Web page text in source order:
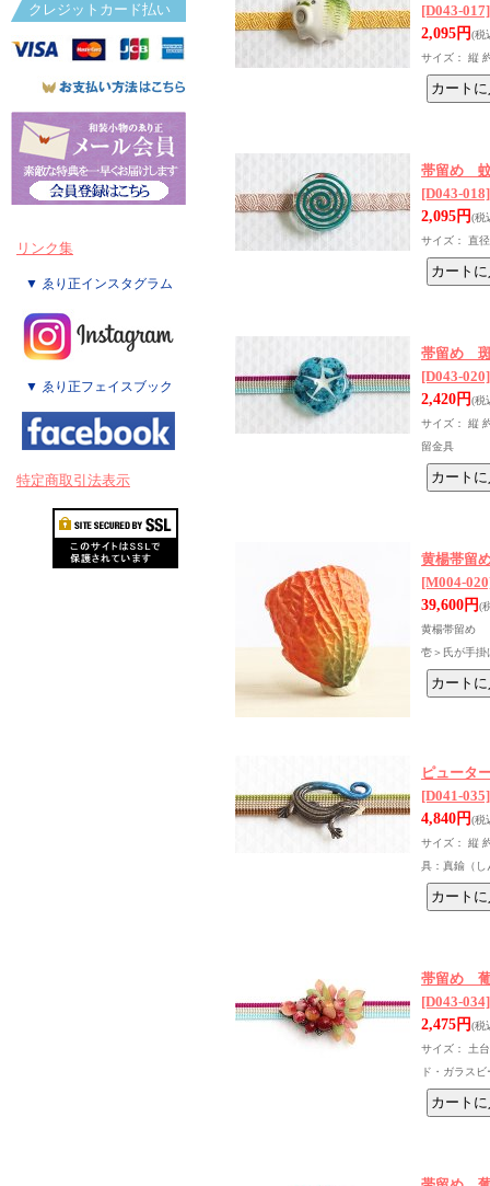
クレジットカード払い
リンク集
▼ ゑり正インスタグラム
▼ ゑり正フェイスブック
特定商取引法表示
[D043-017]
2,095円(税
サイズ： 縦
帯留め
[D043-018]
2,095円(税
サイズ： 直
帯留め 斑
[D043-020]
2,420円(税
サイズ： 縦
留金具
黄楊帯留
[M004-
39,600円(
黄楊帯留め
壱＞氏が手
ピュータ
[D041-035]
4,840円(税
サイズ： 縦
具：真鍮（し
帯留め 葡
[D043-034]
2,475円(税
サイズ： 土
ド・ガラス